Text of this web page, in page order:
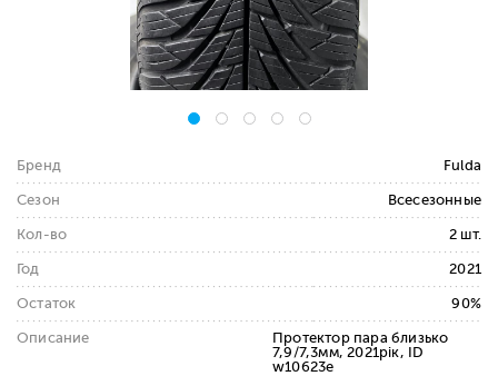
Бренд Fulda
Сезон Всесезонные
Кол-во 2 шт.
Год 2021
Остаток 90%
Описание
Протектор пара близько
7,9/7,3мм, 2021рік, ID
w10623e